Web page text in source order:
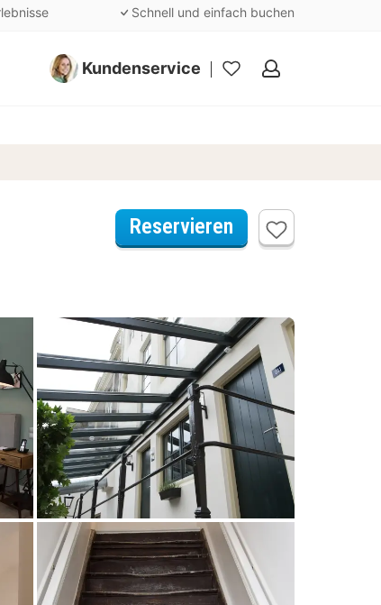
Schnell und einfach buchen
Kundenservice
Meine
Reservieren